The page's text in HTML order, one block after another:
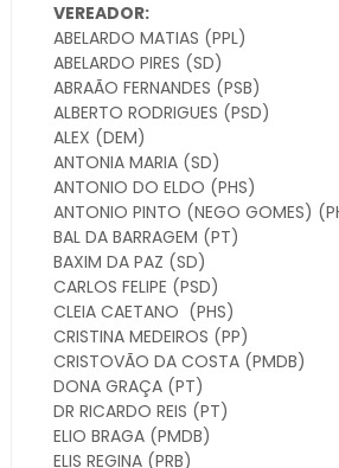
VEREADOR:
ABELARDO MATIAS (PPL)
ABELARDO PIRES (SD)
ABRAÃO FERNANDES (PSB)
ALBERTO RODRIGUES (PSD)
ALEX (DEM)
ANTONIA MARIA (SD)
ANTONIO DO ELDO (PHS)
ANTONIO PINTO (NEGO GOMES)
BAL DA BARRAGEM (PT)
BAXIM DA PAZ (SD)
CARLOS FELIPE (PSD)
CLEIA CAETANO (PHS)
CRISTINA MEDEIROS (PP)
CRISTOVÃO DA COSTA (PMDB)
DONA GRAÇA (PT)
DR RICARDO REIS (PT)
ELIO BRAGA (PMDB)
ELIS REGINA (PRB)